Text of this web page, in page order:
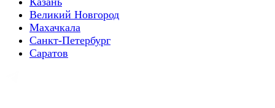
Великий Новгород
Махачкала
Санкт-Петербург
Саратов